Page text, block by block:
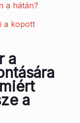
a hátán?
a kopott
a
a